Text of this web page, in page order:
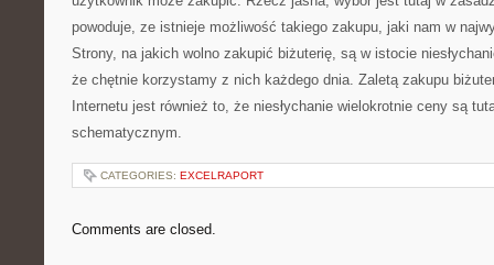
powoduje, ze istnieje możliwość takiego zakupu, jaki nam w
Strony, na jakich wolno zakupić biżuterię, są w istocie
że chętnie korzystamy z nich każdego dnia. Zaletą zakupu
Internetu jest również to, że niesłychanie wielokrotnie ceny są
schematycznym.
CATEGORIES: EXCELRAPORT
Comments are closed.